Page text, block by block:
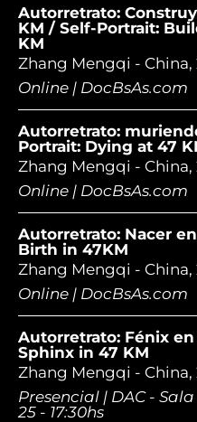
Autorretrato:
KM / Self-Portrait:
KM
Zhang Mengqi - China,
Online | DocBsAs.com
Autorretrato:
Portrait: Dying at 47
Zhang Mengqi - China,
Online | DocBsAs.com
Autorretrato: Nacer
Birth in 47KM
Zhang Mengqi - China,
Online | DocBsAs.com
Autorretrato: Fénix
Sphinx in 47 KM
Zhang Mengqi - China,
Presencial | DAC -
25 - 17:30hs